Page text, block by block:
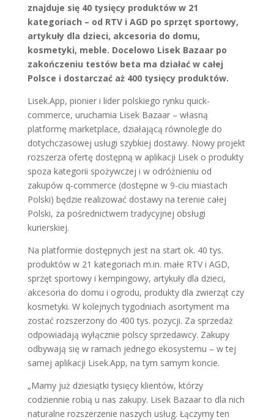
znajduje się 40 tysięcy produktów w 21
kategoriach – od RTV i AGD po sprzęt sportowy,
artykuły dla dzieci, akcesoria do domu,
kosmetyki, meble. Docelowo Lisek Bazaar po
zakończeniu testów beta ma działać w całej
Polsce i dostarczać aż 400 tysięcy produktów.
Lisek.App, pionier i lider polskiego rynku quick-
commerce, uruchamia Lisek Bazaar – własną
platformę marketplace, działającą równolegle do
dotychczasowej usługi szybkiej dostawy. Nowy projekt
rozszerza ofertę dostępną w aplikacji Lisek o produkty
spoza kategorii spożywczej i w odróżnieniu od
zakupów q-commerce (dostępne w 9-ciu miastach
Polski) będzie realizować dostawy na terenie całej
Polski, za pośrednictwem tradycyjnej obsługi
kurierskiej.
Na platformie dostępnych jest na start ok. 40 tys.
produktów w 21 kategoriach m.in. małe RTV i AGD,
sprzęt sportowy i kempingowy, artykuły dla dzieci,
akcesoria do domu i ogrodu, produkty dla zwierząt czy
kosmetyki. W kolejnych tygodniach asortyment ma
zostać rozszerzony do 400 tys. pozycji. Za sprzedaż
odpowiadają wyłącznie polscy sprzedawcy. Zakupy
odbywają się w ramach jednego ekosystemu – w tej
samej aplikacji Lisek.App, na tym samym koncie.
„Mamy już dziesiątki tysięcy klientów, którzy
codziennie robią u nas zakupy. Lisek Bazaar to dla nich
naturalne rozszerzenie naszych usług. Łączymy ten